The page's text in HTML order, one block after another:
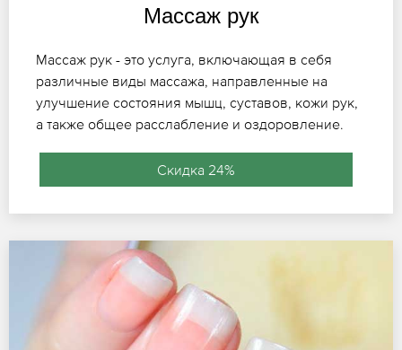
Массаж рук
Массаж рук - это услуга, включающая в себя
различные виды массажа, направленные на
улучшение состояния мышц, суставов, кожи рук,
а также общее расслабление и оздоровление.
Скидка 24%